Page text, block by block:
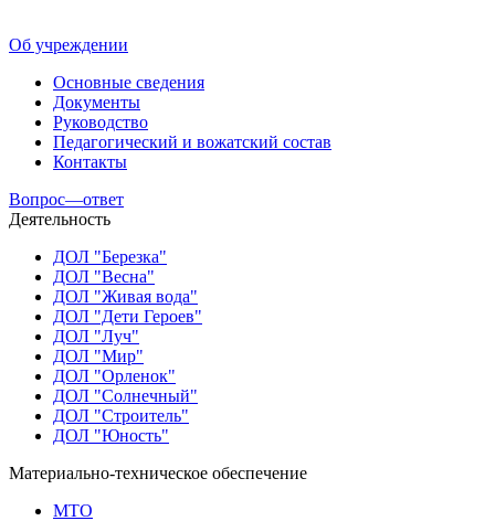
Об учреждении
Основные сведения
Документы
Руководство
Педагогический и вожатский состав
Контакты
Вопрос—ответ
Деятельность
ДОЛ "Березка"
ДОЛ "Весна"
ДОЛ "Живая вода"
ДОЛ "Дети Героев"
ДОЛ "Луч"
ДОЛ "Мир"
ДОЛ "Орленок"
ДОЛ "Солнечный"
ДОЛ "Строитель"
ДОЛ "Юность"
Материально-техническое обеспечение
МТО